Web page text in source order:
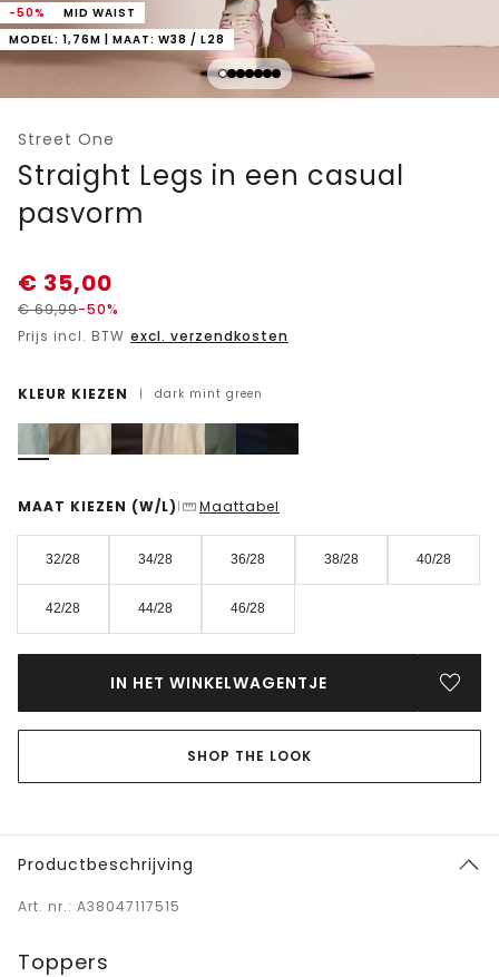
-50%
MID WAIST
MODEL: 1,76M | MAAT: W38 / L28
Street One
Straight Legs in een casual
pasvorm
€ 35,00
€69,99-50%
Prijs incl. BTW excl. verzendkosten
KLEUR KIEZEN | dark mint green
MAAT KIEZEN (W/L) | Maattabel
32/28 34/28 36/28 38/28 40/28
42/28 44/28 46/28
IN HET WINKELWAGENTJE
SHOP THE LOOK
Productbeschrijving
Art. nr.: A38047117515
Toppers